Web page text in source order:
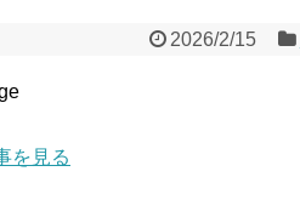
2026/2/15
を見る